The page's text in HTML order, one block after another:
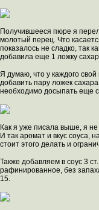
Получившееся пюре я
молотый перец. Что
показалось не сладко, так
добавила еще 1 ложку
Я думаю, что у каждого
добавить пару ложек
необходимо досыпать еще
Как я уже писала выше, я
И так аромат и вкус соуса,
стоит этого делать и
Также добавляем в соус 3
рафинированное, без
15.